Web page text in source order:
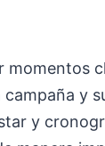
momentos
campaña y
y